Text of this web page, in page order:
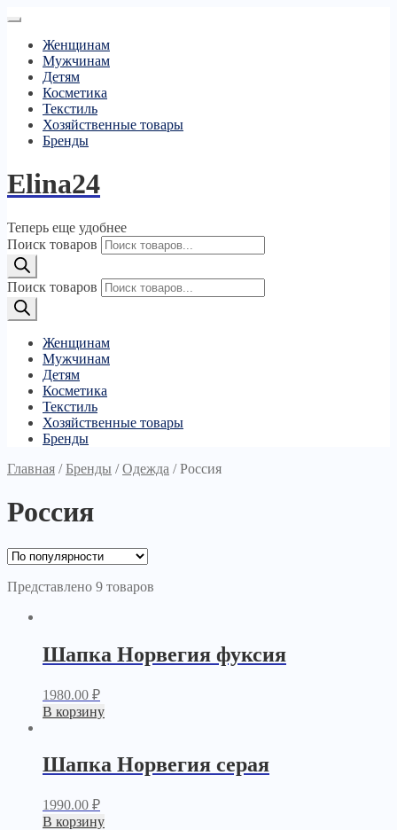
Женщинам
Мужчинам
Детям
Косметика
Текстиль
Хозяйственные товары
Бренды
Elina24
Теперь еще удобнее
Поиск товаров
Поиск товаров
Женщинам
Мужчинам
Детям
Косметика
Текстиль
Хозяйственные товары
Бренды
Главная /Бренды /Одежда /Россия
Россия
Представлено 9 товаров
Шапка Норвегия фуксия
1980.00 ₽
В корзину
Шапка Норвегия серая
1990.00 ₽
В корзину